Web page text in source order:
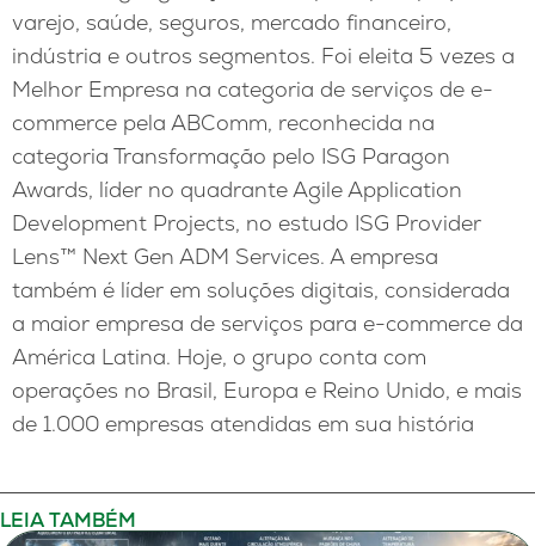
varejo, saúde, seguros, mercado financeiro,
indústria e outros segmentos. Foi eleita 5 vezes a
Melhor Empresa na categoria de serviços de e-
commerce pela ABComm, reconhecida na
categoria Transformação pelo ISG Paragon
Awards, líder no quadrante Agile Application
Development Projects, no estudo ISG Provider
Lens™ Next Gen ADM Services. A empresa
também é líder em soluções digitais, considerada
a maior empresa de serviços para e-commerce da
América Latina. Hoje, o grupo conta com
operações no Brasil, Europa e Reino Unido, e mais
de 1.000 empresas atendidas em sua história
LEIA TAMBÉM